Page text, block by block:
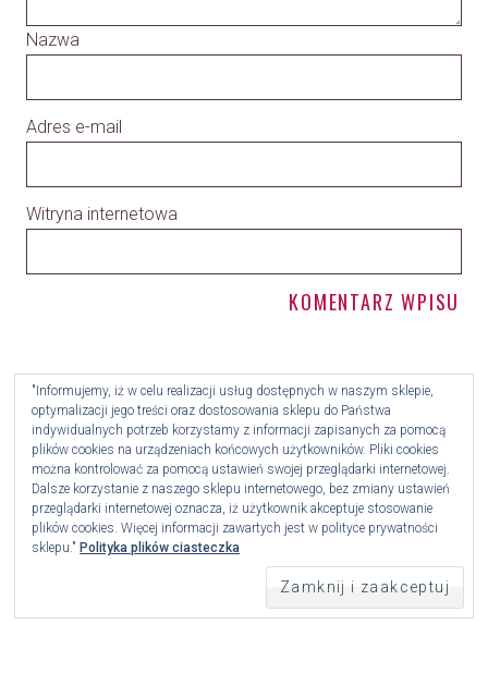
Nazwa
Adres e-mail
Witryna internetowa
"Informujemy, iż w celu realizacji usług dostępnych w naszym sklepie,
optymalizacji jego treści oraz dostosowania sklepu do Państwa
indywidualnych potrzeb korzystamy z informacji zapisanych za pomocą
plików cookies na urządzeniach końcowych użytkowników. Pliki cookies
można kontrolować za pomocą ustawień swojej przeglądarki internetowej.
Dalsze korzystanie z naszego sklepu internetowego, bez zmiany ustawień
przeglądarki internetowej oznacza, iż użytkownik akceptuje stosowanie
plików cookies. Więcej informacji zawartych jest w polityce prywatności
sklepu." Polityka plików ciasteczka